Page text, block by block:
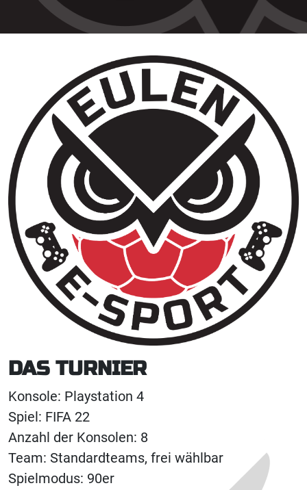
DAS TURNIER
Konsole: Playstation 4
Spiel: FIFA 22
Anzahl der Konsolen: 8
Team: Standardteams, frei wählbar
Spielmodus: 90er